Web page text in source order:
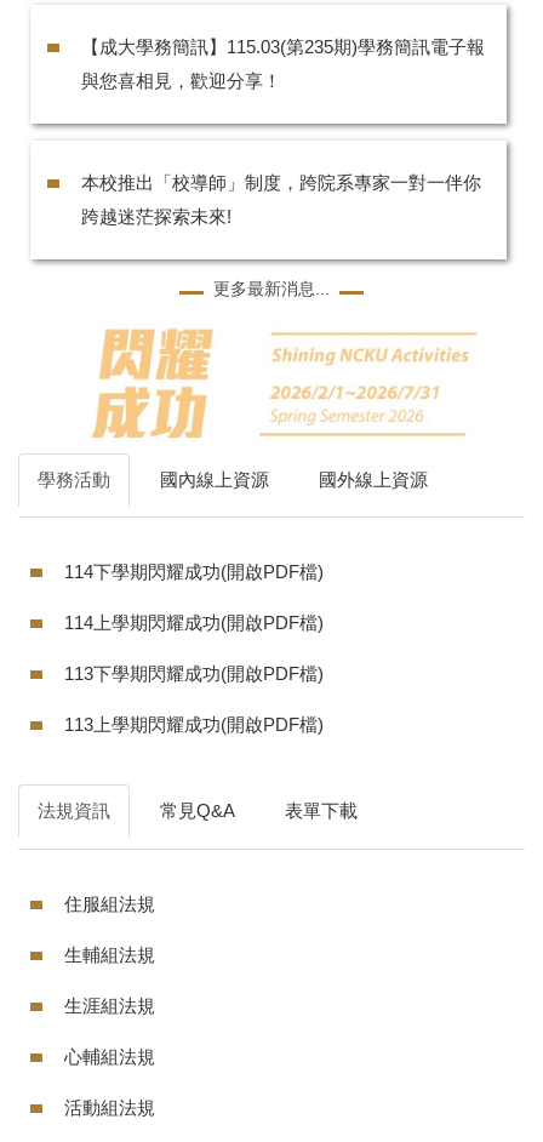
【成大學務簡訊】115.03(第235期)學務簡訊電子報
與您喜相見，歡迎分享！
本校推出「校導師」制度，跨院系專家一對一伴你
跨越迷茫探索未來!
更多最新消息...
學務活動 國內線上資源 國外線上資源
114下學期閃耀成功(開啟PDF檔)
114上學期閃耀成功(開啟PDF檔)
113下學期閃耀成功(開啟PDF檔)
113上學期閃耀成功(開啟PDF檔)
法規資訊 常見Q&A 表單下載
住服組法規
生輔組法規
生涯組法規
心輔組法規
活動組法規